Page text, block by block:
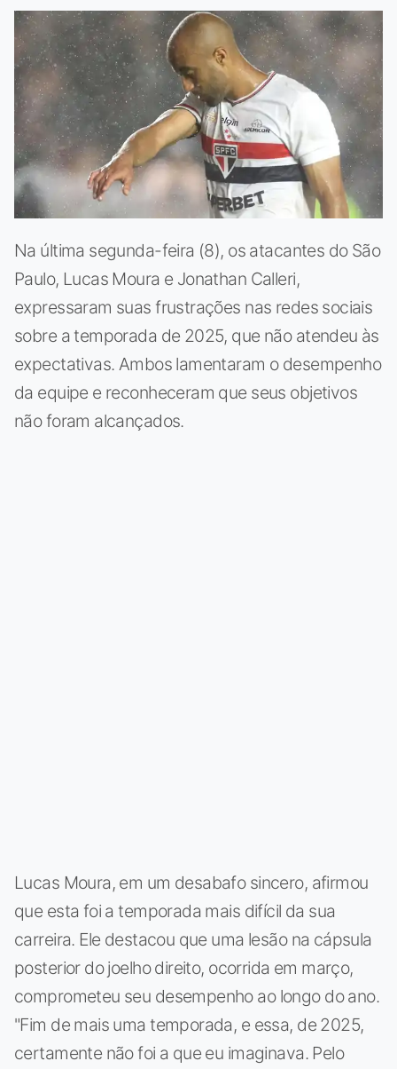
Na última segunda-feira (8), os atacantes do São
Paulo, Lucas Moura e Jonathan Calleri,
expressaram suas frustrações nas redes sociais
sobre a temporada de 2025, que não atendeu às
expectativas. Ambos lamentaram o desempenho
da equipe e reconheceram que seus objetivos
não foram alcançados.
Lucas Moura, em um desabafo sincero, afirmou
que esta foi a temporada mais difícil da sua
carreira. Ele destacou que uma lesão na cápsula
posterior do joelho direito, ocorrida em março,
comprometeu seu desempenho ao longo do ano.
"Fim de mais uma temporada, e essa, de 2025,
certamente não foi a que eu imaginava. Pelo